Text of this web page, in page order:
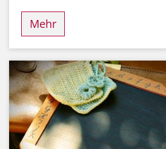
Mehr